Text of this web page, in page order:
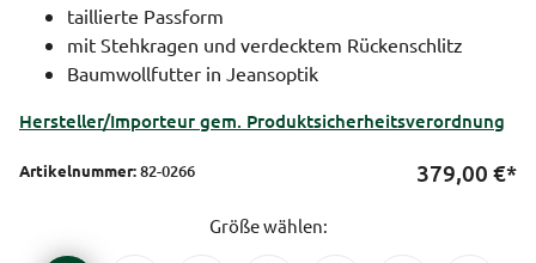
taillierte Passform
mit Stehkragen und verdecktem Rückenschlitz
Baumwollfutter in Jeansoptik
Hersteller/Importeur gem. Produktsicherheitsverordnung
Artikelnummer:82-0266 379,00 €*
Größe wählen: